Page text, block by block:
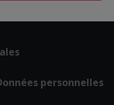
personnelles